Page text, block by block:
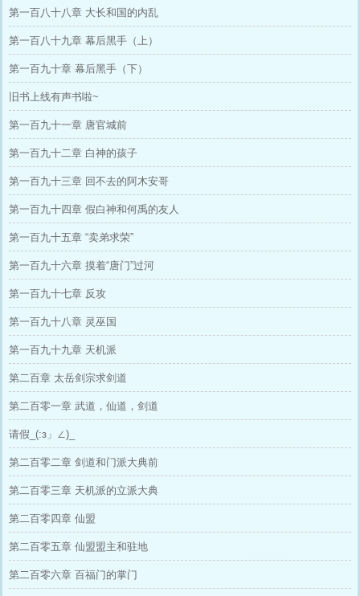
第一百八十八章 大长和国的内乱
第一百八十九章 幕后黑手（上）
第一百九十章 幕后黑手（下）
旧书上线有声书啦~
第一百九十一章 唐官城前
第一百九十二章 白神的孩子
第一百九十三章 回不去的阿木安哥
第一百九十四章 假白神和何禹的友人
第一百九十五章 “卖弟求荣”
第一百九十六章 摸着“唐门”过河
第一百九十七章 反攻
第一百九十八章 灵巫国
第一百九十九章 天机派
第二百章 太岳剑宗求剑道
第二百零一章 武道，仙道，剑道
请假_(:з」∠)_
第二百零二章 剑道和门派大典前
第二百零三章 天机派的立派大典
第二百零四章 仙盟
第二百零五章 仙盟盟主和驻地
第二百零六章 百福门的掌门